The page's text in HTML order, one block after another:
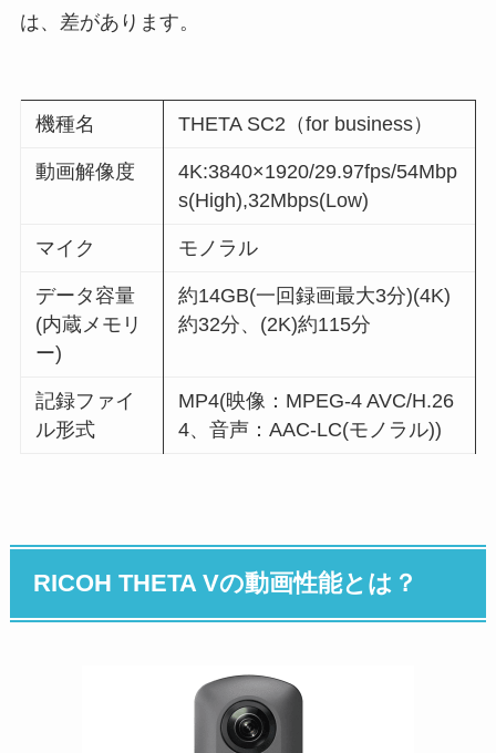
は、差があります。
機種名 THETA SC2（for business）
動画解像度
4K:3840×1920/29.97fps/54Mbp
s(High),32Mbps(Low)
マイク モノラル
データ容量
(内蔵メモリ
ー)
約14GB(一回録画最大3分)(4K)
約32分、(2K)約115分
記録ファイ
ル形式
MP4(映像：MPEG-4 AVC/H.26
4、音声：AAC-LC(モノラル))
RICOH THETA Vの動画性能とは？